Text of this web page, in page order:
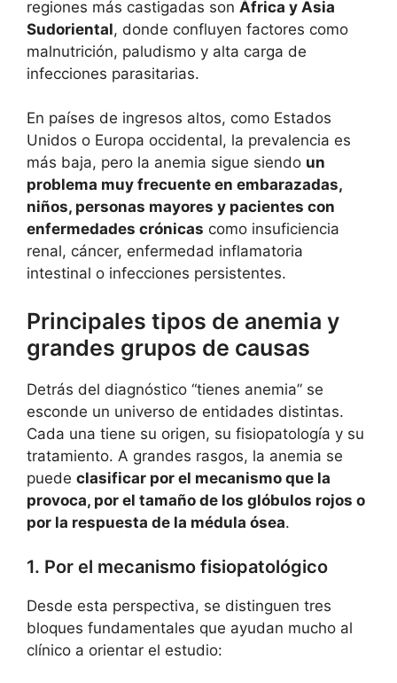
regiones más castigadas son África y Asia
Sudoriental, donde confluyen factores como
malnutrición, paludismo y alta carga de
infecciones parasitarias.
En países de ingresos altos, como Estados
Unidos o Europa occidental, la prevalencia es
más baja, pero la anemia sigue siendo un
problema muy frecuente en embarazadas,
niños, personas mayores y pacientes con
enfermedades crónicas como insuficiencia
renal, cáncer, enfermedad inflamatoria
intestinal o infecciones persistentes.
Principales tipos de anemia y
grandes grupos de causas
Detrás del diagnóstico “tienes anemia” se
esconde un universo de entidades distintas.
Cada una tiene su origen, su fisiopatología y su
tratamiento. A grandes rasgos, la anemia se
puede clasificar por el mecanismo que la
provoca, por el tamaño de los glóbulos rojos o
por la respuesta de la médula ósea.
1. Por el mecanismo fisiopatológico
Desde esta perspectiva, se distinguen tres
bloques fundamentales que ayudan mucho al
clínico a orientar el estudio: